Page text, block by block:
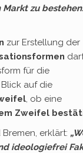
zu bestehen.
zur Erstellung der
für die
auf die
, ob eine
Zweifel
Bremen, erklärt:
ideologiefrei